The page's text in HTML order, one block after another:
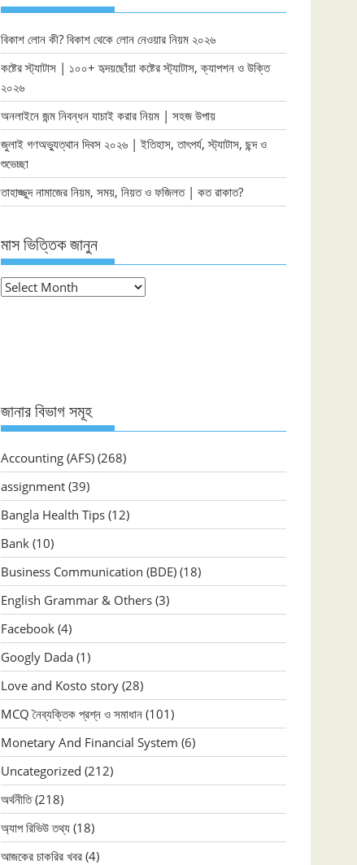
বিকাশ লোন কী? বিকাশ থেকে লোন নেওয়ার নিয়ম ২০২৬
কষ্টের স্ট্যাটাস | ১০০+ হৃদয়ছোঁয়া কষ্টের স্ট্যাটাস, ক্যাপশন ও উক্তি
২০২৬
অনলাইনে জন্ম নিবন্ধন যাচাই করার নিয়ম | সহজ উপায়
জুলাই গণঅভ্যুত্থান দিবস ২০২৬ | ইতিহাস, তাৎপর্য, স্ট্যাটাস, ছন্দ ও
শুভেচ্ছা
তাহাজ্জুদ নামাজের নিয়ম, সময়, নিয়ত ও ফজিলত | কত রাকাত?
মাস ভিত্তিক জানুন
মাস
জানার বিভাগ সমূহ
Accounting (AFS) (268)
assignment (39)
Bangla Health Tips (12)
Bank (10)
Business Communication (BDE) (18)
English Grammar & Others (3)
Facebook (4)
Googly Dada (1)
Love and Kosto story (28)
MCQ নৈব্যক্তিক প্রশ্ন ও সমাধান (101)
Monetary And Financial System (6)
Uncategorized (212)
অর্থনীতি(218)
অ্যাপ রিভিউ তথ্য (18)
আজকের চাকরির খবর (4)